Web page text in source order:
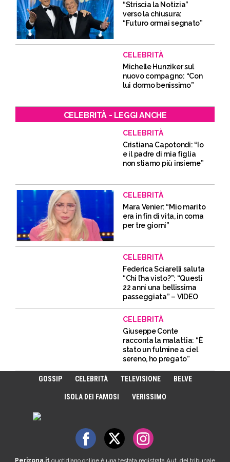
“Striscia la Notizia”
verso la chiusura:
“Futuro ormai segnato”
CELEBRITÀ
Michelle Hunziker sul
nuovo compagno: “Con
lui dormo benissimo”
CELEBRITÀ - LEGGI ANCHE
CELEBRITÀ
Cristiana Capotondi: “Io
e il padre di mia figlia
non stiamo più insieme”
CELEBRITÀ
Mara Venier: “Mio marito
era in fin di vita, in coma
per tre giorni”
CELEBRITÀ
Federica Sciarelli saluta
“Chi l’ha visto?”: “Questi
22 anni una bellissima
passeggiata” – VIDEO
CELEBRITÀ
Giuseppe Conte
racconta la malattia: “È
stato un fulmine a ciel
sereno, ho pregato”
GOSSIP CELEBRITÀ TELEVISIONE BELVE
ISOLA DEI FAMOSI VERISSIMO
Perizona.it quotidiano online è una testata registrata Aut. del tribunale